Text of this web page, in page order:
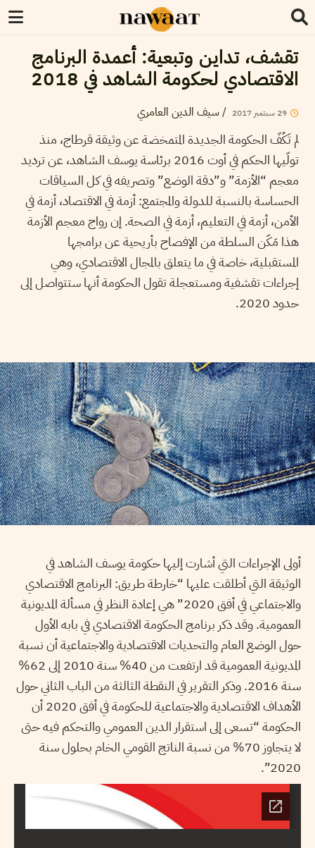
تقشف، تداين وتبعية: أعمدة البرنامج
الاقتصادي لحكومة الشاهد في 2018
29 سبتمبر 2017
/سيف الدين العامري
لم تَكُفّ الحكومة الجديدة المتمخضة عن وثيقة قرطاج، منذ
تولّيها الحكم في أوت 2016 برئاسة يوسف الشاهد، عن ترديد
معجم “الأزمة” و”دقة الوضع” وتصريفه في كل السياقات
الحساسة بالنسبة للدولة والمجتمع: أزمة في الاقتصاد، أزمة في
الأمن، أزمة في التعليم، أزمة في الصحة. إن رواج معجم الأزمة
هذا مَكّن السلطة من الإفصاح بأريحية عن برامجها
المستقبلية، خاصة في ما يتعلق بالمجال الاقتصادي، وهي
إجراءات تقشفية ومستعجلة تقول الحكومة أنها ستتواصل إلى
حدود 2020.
أولى الإجراءات التي أشارت إليها حكومة يوسف الشاهد في
الوثيقة التي أطلقت عليها “خارطة طريق: البرنامج الاقتصادي
والاجتماعي في أفق 2020” هي إعادة النظر في مسألة المديونية
العمومية. وقد ذكر برنامج الحكومة الاقتصادي في بابه الأول
حول الوضع العام والتحديات الاقتصادية والاجتماعية أن نسبة
المديونية العمومية قد ارتفعت من 40% سنة 2010 إلى 62%
سنة 2016. وذكر التقرير في النقطة الثالثة من الباب الثاني حول
الأهداف الاقتصادية والاجتماعية للحكومة في أفق 2020 أن
الحكومة “تسعى إلى استقرار الدين العمومي والتحكم فيه حتى
لا يتجاوز 70% من نسبة الناتج القومي الخام بحلول سنة
2020”.